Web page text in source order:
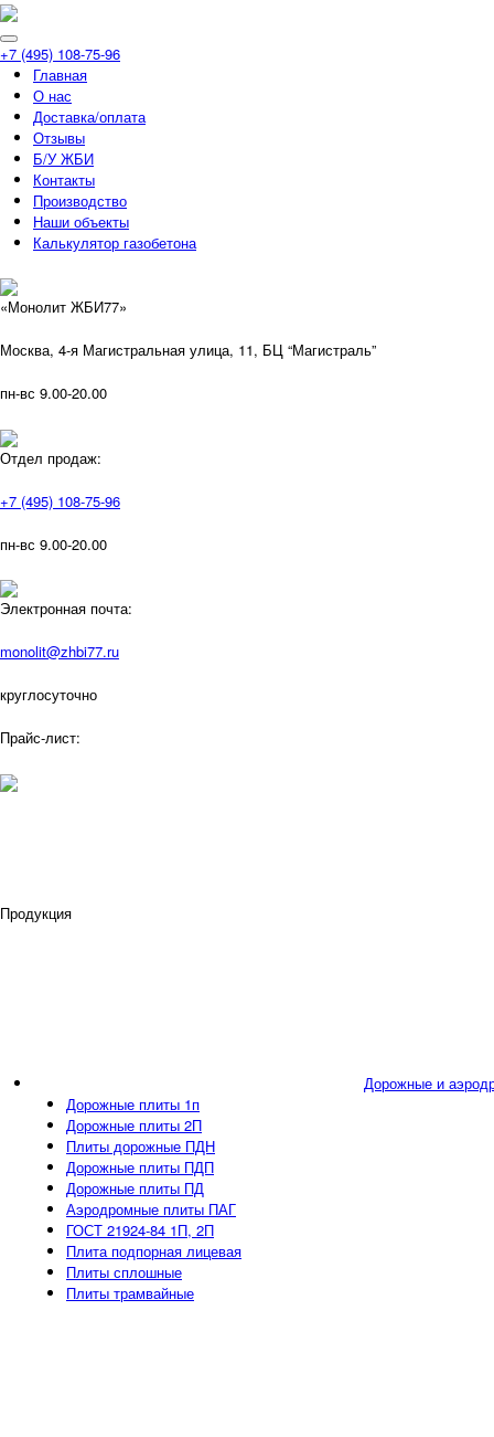
+7 (495) 108-75-96
Главная
О нас
Доставка/оплата
Отзывы
Б/У ЖБИ
Контакты
Производство
Наши объекты
Калькулятор газобетона
«Монолит ЖБИ77»
Москва, 4-я Магистральная улица, 11, ​БЦ “Магистраль”
пн-вс 9.00-20.00
Отдел продаж:
+7 (495) 108-75-96
пн-вс 9.00-20.00
Электронная почта:
monolit@zhbi77.ru
круглосуточно
Прайс-лист:
Продукция
Дорожные и
Дорожные плиты 1п
Дорожные плиты 2П
Плиты дорожные ПДН
Дорожные плиты ПДП
Дорожные плиты ПД
Аэродромные плиты ПАГ
ГОСТ 21924-84 1П, 2П
Плита подпорная лицевая
Плиты сплошные
Плиты трамвайные